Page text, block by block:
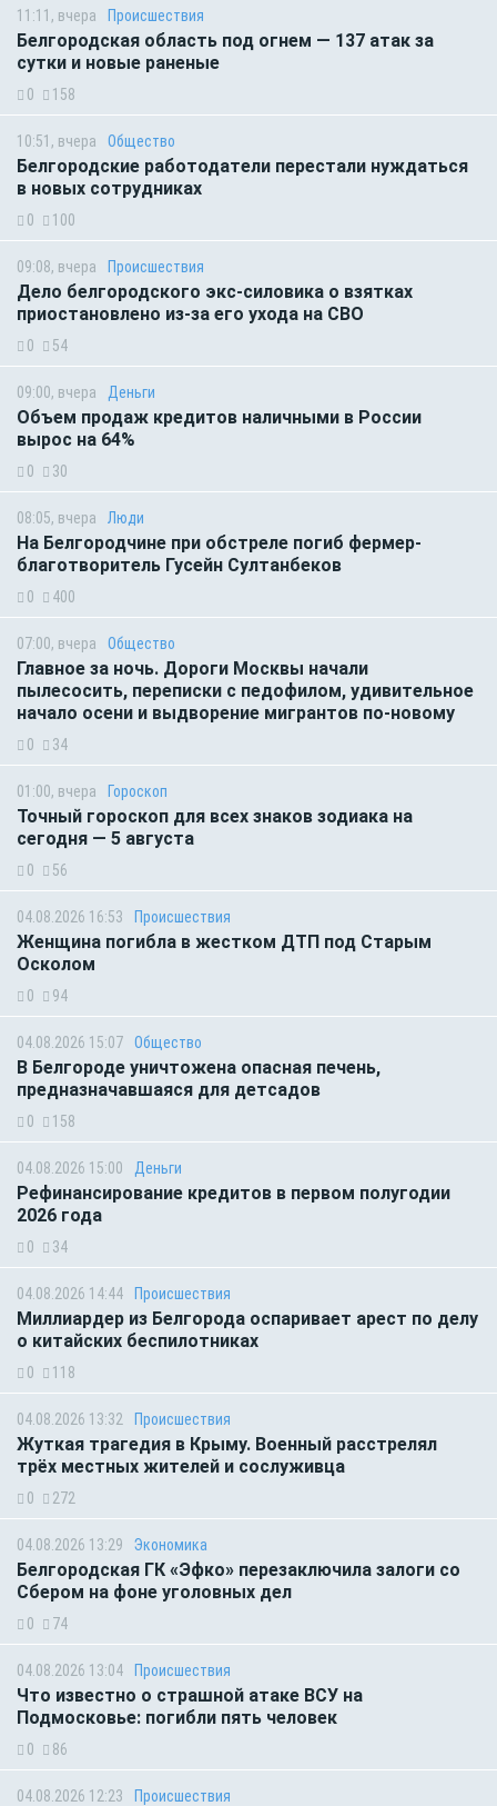
11:11, вчера Происшествия
Белгородская область под огнем — 137 атак за
сутки и новые раненые
0 158
10:51, вчера Общество
Белгородские работодатели перестали нуждаться
в новых сотрудниках
0 100
09:08, вчера Происшествия
Дело белгородского экс-силовика о взятках
приостановлено из-за его ухода на СВО
0 54
09:00, вчера Деньги
Объем продаж кредитов наличными в России
вырос на 64%
0 30
08:05, вчера Люди
На Белгородчине при обстреле погиб фермер-
благотворитель Гусейн Султанбеков
0 400
07:00, вчера Общество
Главное за ночь. Дороги Москвы начали
пылесосить, переписки с педофилом, удивительное
начало осени и выдворение мигрантов по-новому
0 34
01:00, вчера Гороскоп
Точный гороскоп для всех знаков зодиака на
сегодня — 5 августа
0 56
04.08.2026 16:53 Происшествия
Женщина погибла в жестком ДТП под Старым
Осколом
0 94
04.08.2026 15:07 Общество
В Белгороде уничтожена опасная печень,
предназначавшаяся для детсадов
0 158
04.08.2026 15:00 Деньги
Рефинансирование кредитов в первом полугодии
2026 года
0 34
04.08.2026 14:44 Происшествия
Миллиардер из Белгорода оспаривает арест по делу
о китайских беспилотниках
0 118
04.08.2026 13:32 Происшествия
Жуткая трагедия в Крыму. Военный расстрелял
трёх местных жителей и сослуживца
0 272
04.08.2026 13:29 Экономика
Белгородская ГК «Эфко» перезаключила залоги со
Сбером на фоне уголовных дел
0 74
04.08.2026 13:04 Происшествия
Что известно о страшной атаке ВСУ на
Подмосковье: погибли пять человек
0 86
04.08.2026 12:23 Происшествия